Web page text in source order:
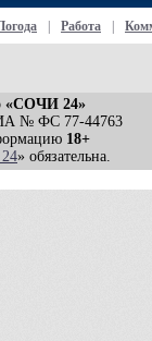
Работа
«СОЧИ 24»
№ ФС 77-44763
18+
» обязательна.